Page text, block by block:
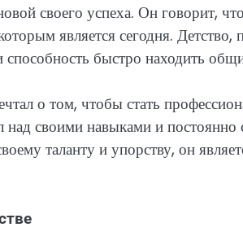
своего успеха. Он говорит,
является сегодня.
быстро находить
о том, чтобы стать
своими навыками и постоянно
таланту и упорству, он